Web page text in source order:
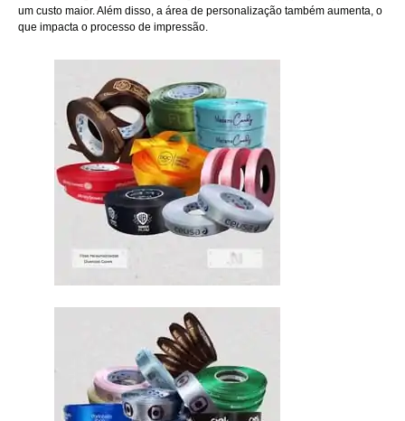
um custo maior. Além disso, a área de personalização também aumenta, o
que impacta o processo de impressão.